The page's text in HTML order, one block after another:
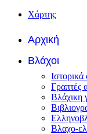
Χάρτης
Αρχική
Βλάχοι
Ιστορικά
Γραπτές
Βλάχικη
Βλαχο-